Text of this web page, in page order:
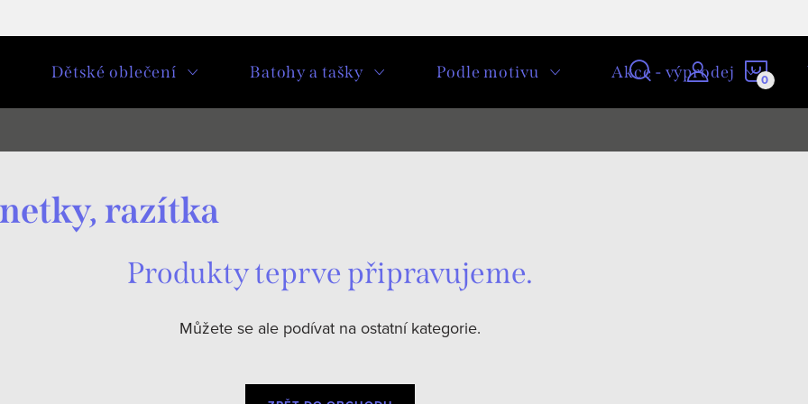
Dětské oblečení Batohy a tašky Podle motivu Akce - výprodej
razítka
Produkty teprve připravujeme.
Můžete se ale podívat na ostatní kategorie.